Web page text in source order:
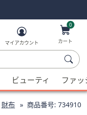
マイアカウント
0
カート
ビューティ ファ
財布 商品番号: 734910